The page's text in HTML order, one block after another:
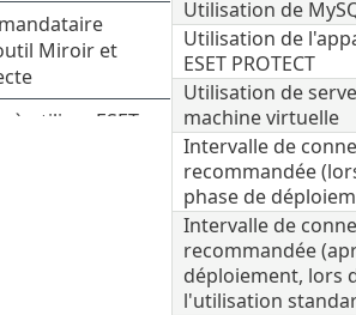
Utilisation de
Utilisation de
ESET PROTECT
Utilisation de
machine virtuelle
Intervalle de
recommandée
phase de
Intervalle de
recommandée
déploiement, lors
l'utilisation